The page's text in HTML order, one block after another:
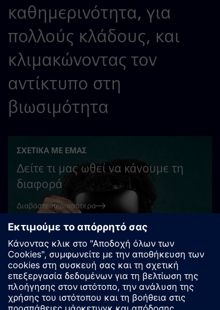
καθημερινότητα, για
πολλούς κλάδους, και
κλιμακώνοντας τον
αντίκτυπο στη
βιωσιμότητα
ΣΧΕΤΙΚΆ ΜΕ ΕΜΆΣ
Δείτε τι μας ωθεί να κάνουμε τη
διαφορά
Διαβάστε περισσότερα